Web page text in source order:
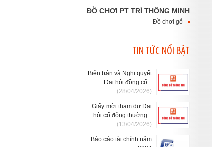
ĐỒ CHƠI PT TRÍ THÔNG MINH
Đồ chơi gỗ
TIN TỨC NỔI BẬT
Biên bản và Nghị quyết
Đại hội đồng cổ...
(28/04/2026)
Giấy mời tham dự Đại
hội cổ đông thường...
(13/04/2026)
Báo cáo tài chính năm